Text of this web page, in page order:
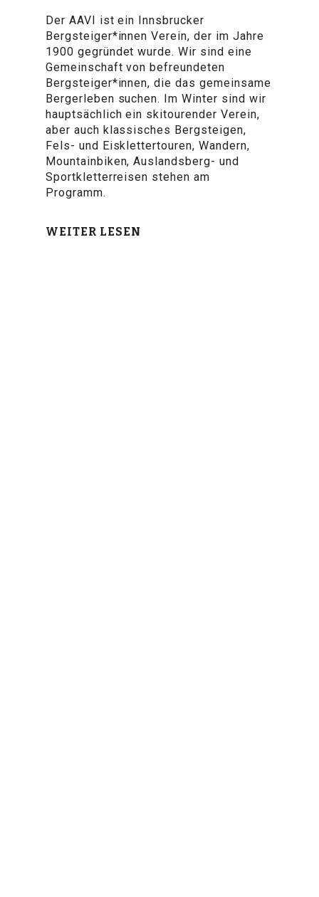
Der AAVI ist ein Innsbrucker
Bergsteiger*innen Verein, der im Jahre
1900 gegründet wurde. Wir sind eine
Gemeinschaft von befreundeten
Bergsteiger*innen, die das gemeinsame
Bergerleben suchen. Im Winter sind wir
hauptsächlich ein skitourender Verein,
aber auch klassisches Bergsteigen,
Fels- und Eisklettertouren, Wandern,
Mountainbiken, Auslandsberg- und
Sportkletterreisen stehen am
Programm.
WEITER LESEN